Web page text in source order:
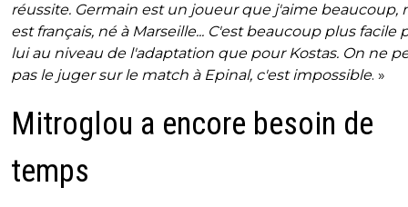
réussite. Germain est un joueur que j'aime beaucoup,
est français, né à Marseille... C'est beaucoup plus facile
lui au niveau de l'adaptation que pour Kostas. On ne
pas le juger sur le match à Epinal, c'est impossible. »
Mitroglou a encore besoin de
temps